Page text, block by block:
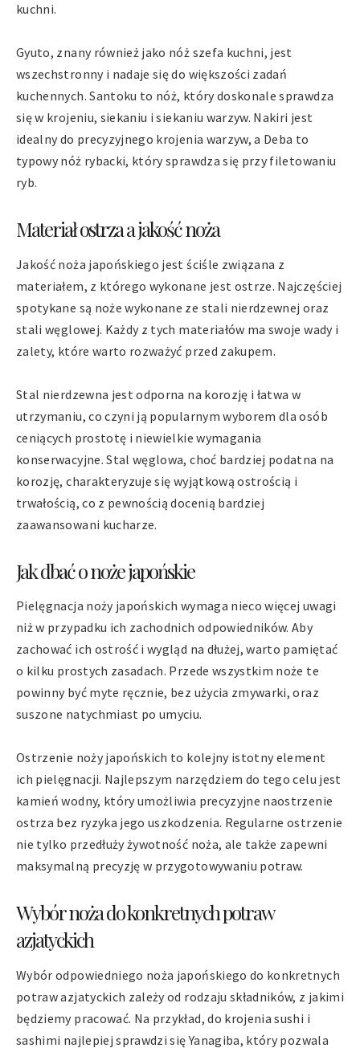
kuchni.
Gyuto, znany również jako nóż szefa kuchni, jest
wszechstronny i nadaje się do większości zadań
kuchennych. Santoku to nóż, który doskonale sprawdza
się w krojeniu, siekaniu i siekaniu warzyw. Nakiri jest
idealny do precyzyjnego krojenia warzyw, a Deba to
typowy nóż rybacki, który sprawdza się przy filetowaniu
ryb.
Materiał ostrza a jakość noża
Jakość noża japońskiego jest ściśle związana z
materiałem, z którego wykonane jest ostrze. Najczęściej
spotykane są noże wykonane ze stali nierdzewnej oraz
stali węglowej. Każdy z tych materiałów ma swoje wady i
zalety, które warto rozważyć przed zakupem.
Stal nierdzewna jest odporna na korozję i łatwa w
utrzymaniu, co czyni ją popularnym wyborem dla osób
ceniących prostotę i niewielkie wymagania
konserwacyjne. Stal węglowa, choć bardziej podatna na
korozję, charakteryzuje się wyjątkową ostrością i
trwałością, co z pewnością docenią bardziej
zaawansowani kucharze.
Jak dbać o noże japońskie
Pielęgnacja noży japońskich wymaga nieco więcej uwagi
niż w przypadku ich zachodnich odpowiedników. Aby
zachować ich ostrość i wygląd na dłużej, warto pamiętać
o kilku prostych zasadach. Przede wszystkim noże te
powinny być myte ręcznie, bez użycia zmywarki, oraz
suszone natychmiast po umyciu.
Ostrzenie noży japońskich to kolejny istotny element
ich pielęgnacji. Najlepszym narzędziem do tego celu jest
kamień wodny, który umożliwia precyzyjne naostrzenie
ostrza bez ryzyka jego uszkodzenia. Regularne ostrzenie
nie tylko przedłuży żywotność noża, ale także zapewni
maksymalną precyzję w przygotowywaniu potraw.
Wybór noża do konkretnych potraw
azjatyckich
Wybór odpowiedniego noża japońskiego do konkretnych
potraw azjatyckich zależy od rodzaju składników, z jakimi
będziemy pracować. Na przykład, do krojenia sushi i
sashimi najlepiej sprawdzi się Yanagiba, który pozwala